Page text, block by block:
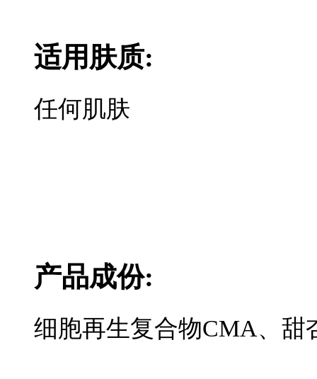
适用肤质:
任何肌肤
产品成份:
细胞再生复合物CMA、甜